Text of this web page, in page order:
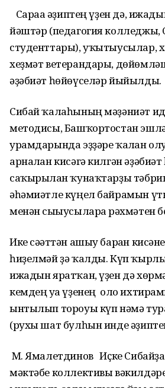
Сараға әҙиптең үҙен дә,
йәштәр (педагогия колледжы,
студенттары), уҡытыусылар,
хеҙмәт ветерандары,
әҙәбиәт һөйөүселәр йыйылды.
Сибай ҡалаһының мәҙәниәт
методисы, Башҡортостан
урамдарында эҙҙәре ҡалған
арналған кисәгә килгән
саҡырылған ҡунаҡтарҙы
әһәмиәтле күңел байрамын
менән сығыусыларға рәхмәтен
Ике сәғәттән ашыу барған
һиҙелмәй ҙә ҡалды. Күп
ижадын яратҡан, үҙен дә
кемдең уға үҙенең оло
ынтылып тороуы күп нәмә
(рухы шат булһын инде
М. Ямалетдинов Иҫке Сибайҙа
мәктәбе коллективы